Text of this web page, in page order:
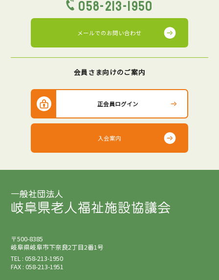
058-213-1950
メールでのお問い合わせ
会員さま向けのご案内
正会員ログイン
入会案内
〒500-8385
岐阜県岐阜市下奈良2丁目2番1号
TEL : 058-213-1950
FAX : 058-213-1951